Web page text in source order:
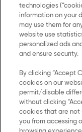
Términos y
condiciones
Aviso de
technologies
information on your
may use them for
website use
personalized ads
and ensure security.
By clicking “Accept
cookies on our
permit/disable
without clicking
cookies that are not
you from accessing